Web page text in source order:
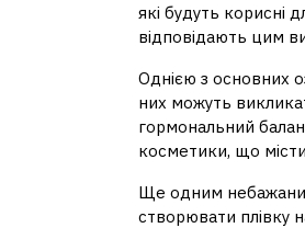
які будуть корисні
відповідають цим
Однією з основних
них можуть
гормональний
косметики, що
Ще одним
створювати плівку